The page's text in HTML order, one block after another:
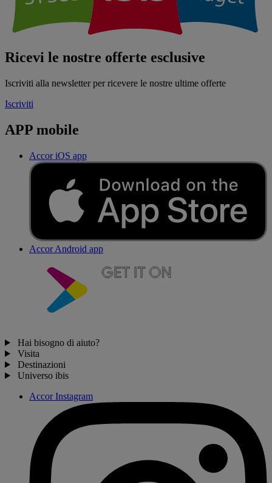
Ricevi le nostre offerte esclusive
Iscriviti alla newsletter per ricevere le nostre ultime offerte
Iscriviti
APP mobile
Accor iOS app
Accor Android app
Hai bisogno di aiuto?
Visita
Destinazioni
Universo ibis
Accor Instagram